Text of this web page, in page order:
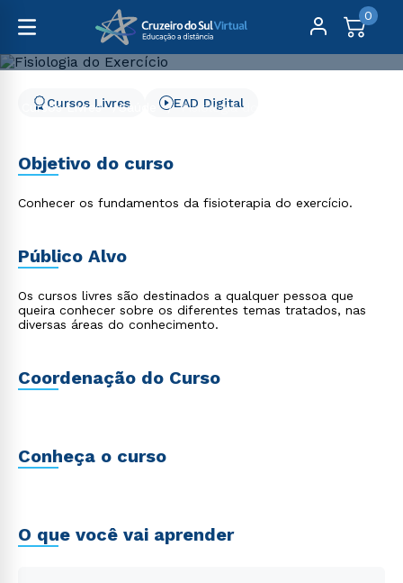
0
Cursos Livres Saúde Fisiologia do Exercício
Cursos Livres EAD Digital
Objetivo do curso
Conhecer os fundamentos da fisioterapia do exercício.
Público Alvo
Os cursos livres são destinados a qualquer pessoa que
queira conhecer sobre os diferentes temas tratados, nas
diversas áreas do conhecimento.
Coordenação do Curso
Conheça o curso
O que você vai aprender